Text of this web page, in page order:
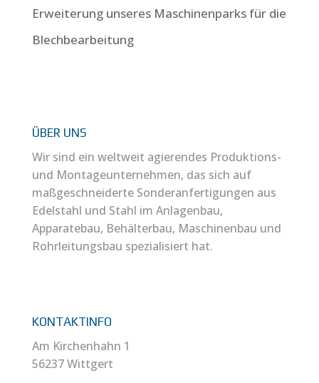
Erweiterung unseres Maschinenparks für die
Blechbearbeitung
ÜBER UNS
Wir sind ein weltweit agierendes Produktions-
und Montageunternehmen, das sich auf
maßgeschneiderte Sonderanfertigungen aus
Edelstahl und Stahl im Anlagenbau,
Apparatebau, Behälterbau, Maschinenbau und
Rohrleitungsbau spezialisiert hat.
KONTAKTINFO
Am Kirchenhahn 1
56237 Wittgert